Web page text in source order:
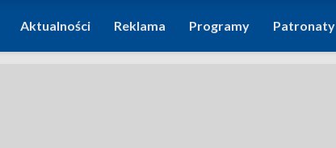
Aktualności Reklama Programy Patronaty